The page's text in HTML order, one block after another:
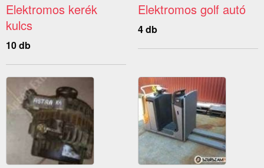
Elektromos kerék
kulcs
10 db
Elektromos golf autó
4 db